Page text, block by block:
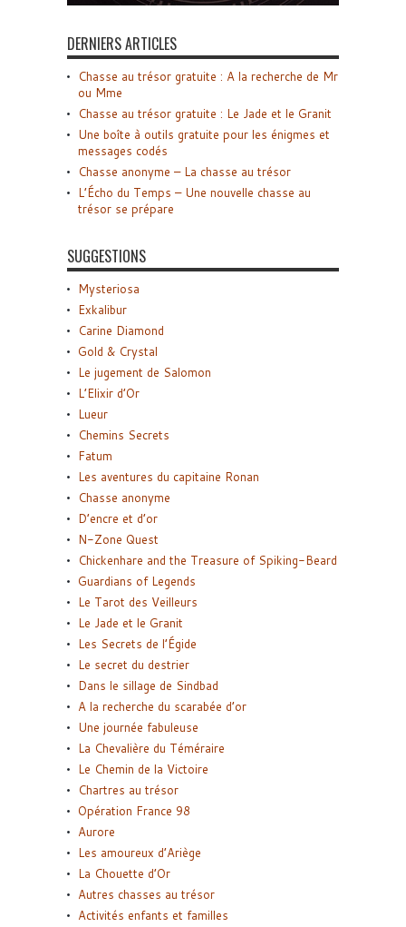
DERNIERS ARTICLES
Chasse au trésor gratuite : A la recherche de Mr
ou Mme
Chasse au trésor gratuite : Le Jade et le Granit
Une boîte à outils gratuite pour les énigmes et
messages codés
Chasse anonyme – La chasse au trésor
L’Écho du Temps – Une nouvelle chasse au
trésor se prépare
SUGGESTIONS
Mysteriosa
Exkalibur
Carine Diamond
Gold & Crystal
Le jugement de Salomon
L’Elixir d’Or
Lueur
Chemins Secrets
Fatum
Les aventures du capitaine Ronan
Chasse anonyme
D’encre et d’or
N-Zone Quest
Chickenhare and the Treasure of Spiking-Beard
Guardians of Legends
Le Tarot des Veilleurs
Le Jade et le Granit
Les Secrets de l’Égide
Le secret du destrier
Dans le sillage de Sindbad
A la recherche du scarabée d’or
Une journée fabuleuse
La Chevalière du Téméraire
Le Chemin de la Victoire
Chartres au trésor
Opération France 98
Aurore
Les amoureux d’Ariège
La Chouette d’Or
Autres chasses au trésor
Activités enfants et familles